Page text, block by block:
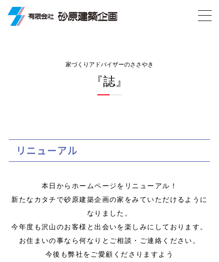
家づくりアドバイザーのささやき
『誌』
リニューアル
本日からホームページをリニューアル！
新たなカタチで砂原建築企画の家をみていただけるように
なりました。
今年度も沢山のお客様と出会いを楽しみにしております。
お住まいの事なら何なりとご相談・ご連絡ください。
今後も弊社をご愛顧くださりますよう